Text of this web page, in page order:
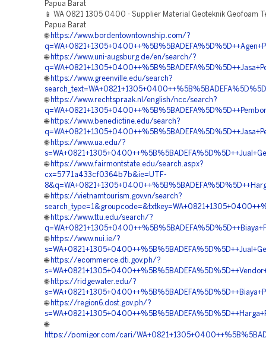
Papua Barat
📱 WA 0821 1305 0400 - Supplier Material Geoteknik Geofoam
Papua Barat
🌐 https://www.bordentowntownship.com/?
🌐 https://www.uni-augsburg.de/en/search/?
🌐 https://www.greenville.edu/search?
🌐 https://www.rechtspraak.nl/english/ncc/search?
🌐 https://www.benedictine.edu/search?
🌐 https://www.ua.edu/?
🌐 https://www.fairmontstate.edu/search.aspx?
cx=5771a433cf0364b7b&ie=UTF-
🌐 https://vietnamtourism.gov.vn/search?
🌐 https://www.ttu.edu/search/?
🌐 https://www.nui.ie/?
🌐 https://ecommerce.dti.gov.ph/?
🌐 https://ridgewater.edu/?
🌐 https://region6.dost.gov.ph/?
🌐
https://pomigor.com/cari/